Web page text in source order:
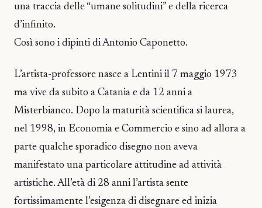
una traccia delle “umane solitudini” e della ricerca
d’infinito.
Così sono i dipinti di Antonio Caponetto.
L’artista-professore nasce a Lentini il 7 maggio 1973
ma vive da subito a Catania e da 12 anni a
Misterbianco. Dopo la maturità scientifica si laurea,
nel 1998, in Economia e Commercio e sino ad allora a
parte qualche sporadico disegno non aveva
manifestato una particolare attitudine ad attività
artistiche. All’età di 28 anni l’artista sente
fortissimamente l’esigenza di disegnare ed inizia